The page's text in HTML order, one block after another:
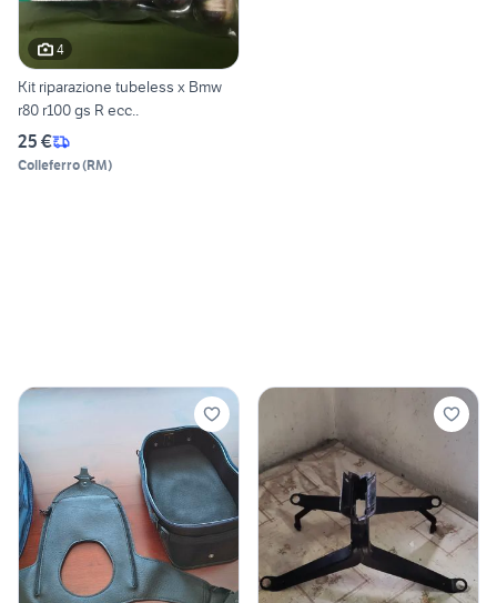
4
Kit riparazione tubeless x Bmw
r80 r100 gs R ecc..
25 €
Colleferro(RM)